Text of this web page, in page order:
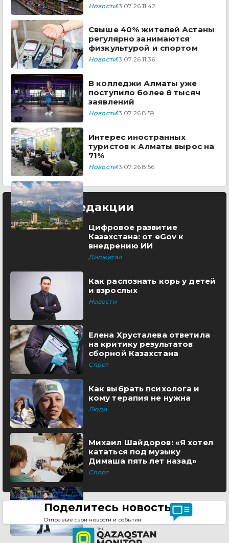
Новости13.07.26 11:42
Свыше 40% жителей Астаны
регулярно занимаются
физкультурой и спортом
Новости13.07.26 11:36
В колледжи Алматы уже
поступило более 8 тысяч
заявлений
Новости13.07.26 8:59
Интерес иностранных
туристов к Алматы вырос на
71%
Новости13.07.26 8:56
Выбор редакции
Цифровое развитие
Казахстана: от eGov к
внедрению ИИ
Диджитал
Как распознать корь у детей
и взрослых
Новости
Елена Хрусталева ответила
на критику результатов
сборной Казахстана
Спорт
Как выбрать психолога и
кому терапия не нужна
Люди
Михаил Шайдоров: «Я хотел
кататься под музыку
Димаша пять лет назад»
Спорт
Поделитесь новостью
Отправьте свои новости и события